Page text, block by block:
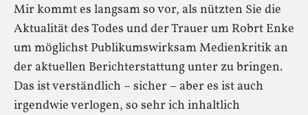
Mir kommt es langsam so vor, als nützten Sie die
Aktualität des Todes und der Trauer um Robrt Enke
um möglichst Publikumswirksam Medienkritik an
der aktuellen Berichterstattung unter zu bringen.
Das ist verständlich – sicher – aber es ist auch
irgendwie verlogen, so sehr ich inhaltlich